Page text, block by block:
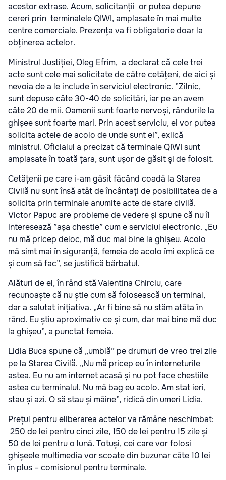
acestor extrase. Acum, solicitanții or putea depune
cereri prin terminalele QIWI, amplasate în mai multe
centre comerciale. Prezența va fi obligatorie doar la
obținerea actelor.
Ministrul Justiției, Oleg Efrim, a declarat că cele trei
acte sunt cele mai solicitate de către cetățeni, de aici și
nevoia de a le include în serviciul electronic. ”Zilnic,
sunt depuse câte 30-40 de solicitări, iar pe an avem
câte 20 de mii. Oamenii sunt foarte nervoși, rândurile la
ghișee sunt foarte mari. Prin acest serviciu, ei vor putea
solicita actele de acolo de unde sunt ei”, exlică
ministrul. Oficialul a precizat că terminale QIWI sunt
amplasate în toată țara, sunt ușor de găsit și de folosit.
Cetățenii pe care i-am găsit făcând coadă la Starea
Civilă nu sunt însă atât de încântați de posibilitatea de a
solicita prin terminale anumite acte de stare civilă.
Victor Papuc are probleme de vedere și spune că nu îl
interesează ”așa chestie” cum e serviciul electronic. „Eu
nu mă pricep deloc, mă duc mai bine la ghișeu. Acolo
mă simt mai în siguranță, femeia de acolo îmi explică ce
și cum să fac”, se justifică bărbatul.
Alături de el, în rând stă Valentina Chirciu, care
recunoaște că nu știe cum să folosească un terminal,
dar a salutat inițiativa. „Ar fi bine să nu stăm atâta în
rând. Eu știu aproximativ ce și cum, dar mai bine mă duc
la ghișeu”, a punctat femeia.
Lidia Buca spune că „umblă” pe drumuri de vreo trei zile
pe la Starea Civilă. „Nu mă pricep eu în interneturile
astea. Eu nu am internet acasă și nu pot face chestiile
astea cu terminalul. Nu mă bag eu acolo. Am stat ieri,
stau și azi. O să stau și mâine”, ridică din umeri Lidia.
Prețul pentru eliberarea actelor va rămâne neschimbat:
250 de lei pentru cinci zile, 150 de lei pentru 15 zile și
50 de lei pentru o lună. Totuși, cei care vor folosi
ghișeele multimedia vor scoate din buzunar câte 10 lei
în plus – comisionul pentru terminale.